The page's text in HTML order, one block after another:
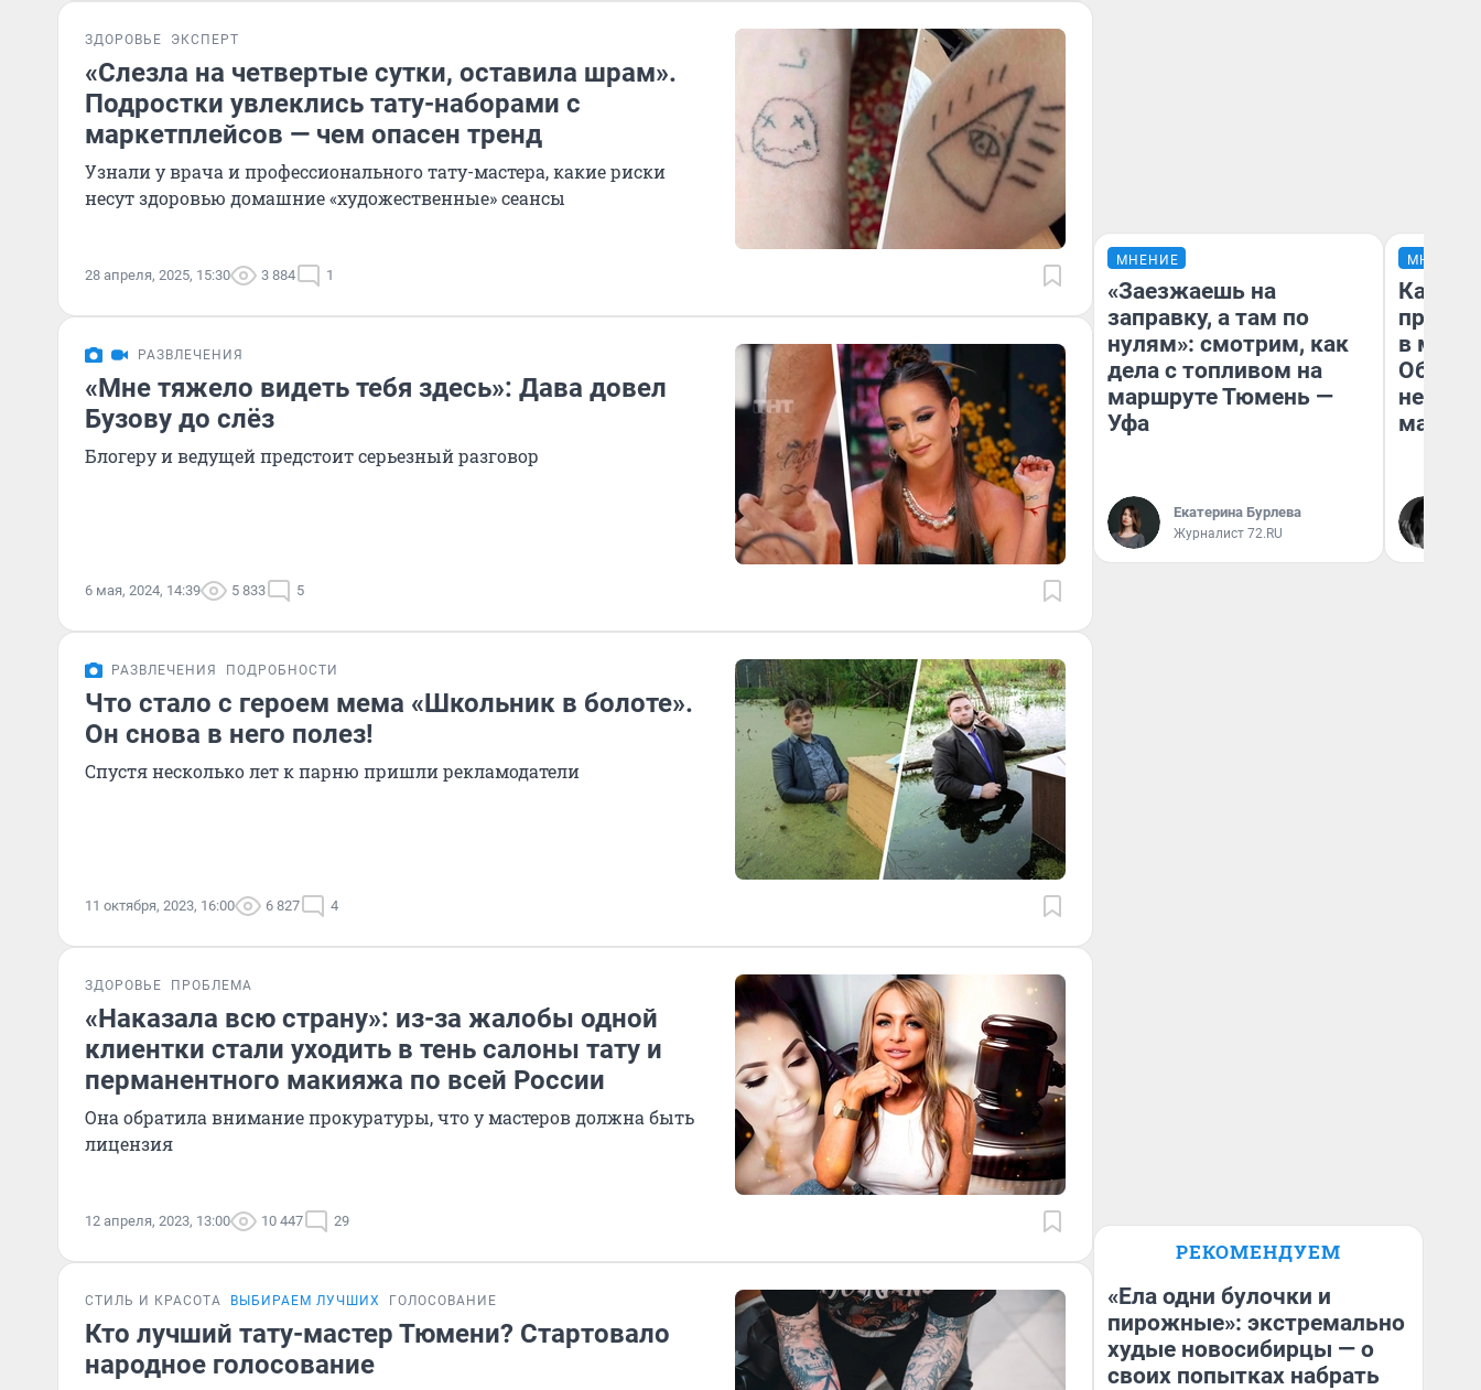
ЗДОРОВЬЕ ЭКСПЕРТ
«Слезла на четвертые сутки, оставила шрам».
Подростки увлеклись тату-наборами с
маркетплейсов — чем опасен тренд
Узнали у врача и профессионального тату-мастера, какие риски
несут здоровью домашние «художественные» сеансы
28 апреля, 2025, 15:30 3 884 1
РАЗВЛЕЧЕНИЯ
«Мне тяжело видеть тебя здесь»: Дава довел
Бузову до слёз
Блогеру и ведущей предстоит серьезный разговор
6 мая, 2024, 14:39 5 833 5
РАЗВЛЕЧЕНИЯ ПОДРОБНОСТИ
Что стало с героем мема «Школьник в болоте».
Он снова в него полез!
Спустя несколько лет к парню пришли рекламодатели
11 октября, 2023, 16:00 6 827 4
ЗДОРОВЬЕ ПРОБЛЕМА
«Наказала всю страну»: из-за жалобы одной
клиентки стали уходить в тень салоны тату и
перманентного макияжа по всей России
Она обратила внимание прокуратуры, что у мастеров должна быть
лицензия
12 апреля, 2023, 13:00 10 447 29
СТИЛЬ И КРАСОТА ВЫБИРАЕМ ЛУЧШИХ ГОЛОСОВАНИЕ
Кто лучший тату-мастер Тюмени? Стартовало
народное голосование
МНЕНИЕ
«Заезжаешь на
заправку, а там по
нулям»: смотрим, как
дела с топливом на
маршруте Тюмень —
Уфа
Екатерина Бурлева
Журналист 72.RU
МНЕНИЕ
Какие
в
Обзор
РЕКОМЕНДУЕМ
«Ела одни булочки и
пирожные»: экстремально
худые новосибирцы — о
своих попытках набрать